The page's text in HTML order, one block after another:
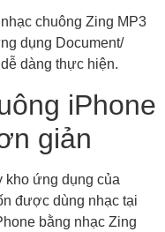
chuông Zing MP3
dụng Document/
dàng thực hiện.
iPhone
giản
kho ứng dụng của
được dùng nhạc tại
bằng nhạc Zing